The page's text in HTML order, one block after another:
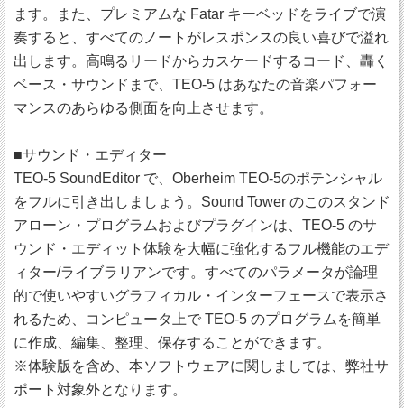
ます。また、プレミアムな Fatar キーベッドをライブで演
奏すると、すべてのノートがレスポンスの良い喜びで溢れ
出します。高鳴るリードからカスケードするコード、轟く
ベース・サウンドまで、TEO-5 はあなたの音楽パフォー
マンスのあらゆる側面を向上させます。
■サウンド・エディター
TEO-5 SoundEditor で、Oberheim TEO-5のポテンシャル
をフルに引き出しましょう。Sound Tower のこのスタンド
アローン・プログラムおよびプラグインは、TEO-5 のサ
ウンド・エディット体験を大幅に強化するフル機能のエデ
ィター/ライブラリアンです。すべてのパラメータが論理
的で使いやすいグラフィカル・インターフェースで表示さ
れるため、コンピュータ上で TEO-5 のプログラムを簡単
に作成、編集、整理、保存することができます。
※体験版を含め、本ソフトウェアに関しましては、弊社サ
ポート対象外となります。